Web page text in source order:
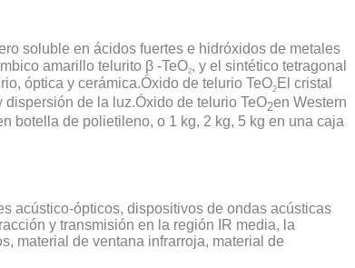
soluble en ácidos fuertes e hidróxidos de metales
amarillo telurito β -TeO2, y el sintético tetragonal
óptica y cerámica.Óxido de telurio TeO2 El cristal
de la luz.Óxido de telurio TeO2en Western
botella de polietileno, o 1 kg, 2 kg, 5 kg en una caja
acústico-ópticos, dispositivos de ondas acústicas
y transmisión en la región IR media, la
material de ventana infrarroja, material de